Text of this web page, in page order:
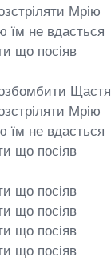
Мрію
їм не вдасться
що посіяв
Щастя
Мрію
їм не вдасться
що посіяв
що посіяв
що посіяв
що посіяв
що посіяв